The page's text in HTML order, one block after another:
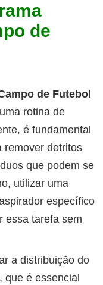
de
de Futebol
rotina de
é fundamental
remover detritos
que podem se
utilizar uma
específico
essa tarefa sem
a distribuição do
que é essencial